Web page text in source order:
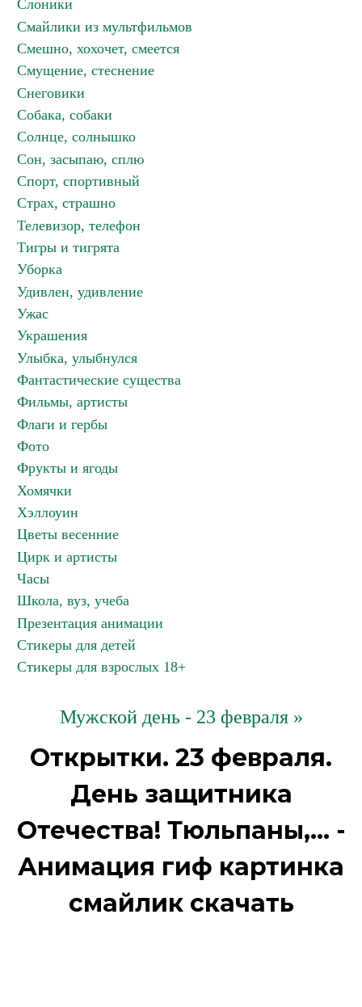
Слоники
Смайлики из мультфильмов
Смешно, хохочет, смеется
Смущение, стеснение
Снеговики
Собака, собаки
Солнце, солнышко
Сон, засыпаю, сплю
Спорт, спортивный
Страх, страшно
Телевизор, телефон
Тигры и тигрята
Уборка
Удивлен, удивление
Ужас
Украшения
Улыбка, улыбнулся
Фантастические существа
Фильмы, артисты
Флаги и гербы
Фото
Фрукты и ягоды
Хомячки
Хэллоуин
Цветы весенние
Цирк и артисты
Часы
Школа, вуз, учеба
Презентация анимации
Стикеры для детей
Стикеры для взрослых 18+
Мужской день - 23 февраля »
Открытки. 23 февраля.
День защитника
Отечества! Тюльпаны,... -
Анимация гиф картинка
смайлик скачать